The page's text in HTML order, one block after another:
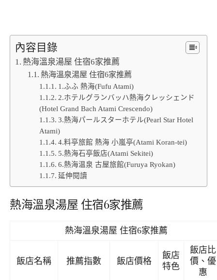
內容目錄
熱海溫泉湯屋 住宿6家推薦
熱海溫泉湯屋 住宿6家推薦
1.ふふ 熱海(Fufu Atami)
2.ホテルグランバッハ熱海クレッシェンド
(Hotel Grand Bach Atami Crescendo)
3.熱海パールスターホテル(Pearl Star Hotel
Atami)
4.料亭旅館 熱海 小嵐亭(Atami Koran-tei)
5.熱海石亭飯店(Atami Sekitei)
6.熱海温泉 古屋旅館(Furuya Ryokan)
延伸閱讀
熱海溫泉湯屋 住宿6家推薦
熱海溫泉湯屋 住宿6家推薦
飯店名稱 推薦指數 飯店價格
飯店
特色
飯店比
價、優
惠